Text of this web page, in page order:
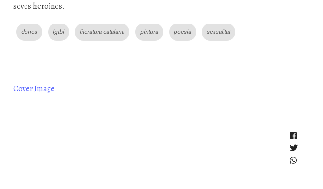
seves heroïnes.
dones lgtbi literatura catalana pintura poesia sexualitat
Cover Image